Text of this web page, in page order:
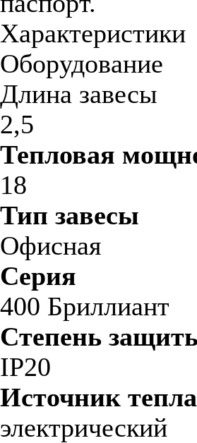
Характеристики
Оборудование
Длина завесы
2,5
Тепловая
18
Тип завесы
Офисная
Серия
400 Бриллиант
Степень
IP20
Источник тепла
электрический